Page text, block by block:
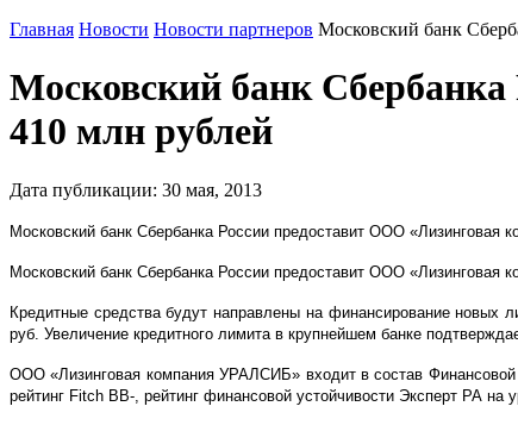
Главная Новости Новости партнеров Московский банк
Московский банк
410 млн рублей
Дата публикации: 30 мая, 2013
Московский банк Сбербанка России предоставит ООО «Лизинговая
Московский банк Сбербанка России предоставит ООО
Кредитные средства будут направлены на финансирование
руб. Увеличение кредитного лимита в крупнейшем банке
ООО «Лизинговая компания УРАЛСИБ» входит в состав
рейтинг Fitch BB-, рейтинг финансовой устойчивости Эксперт РА на